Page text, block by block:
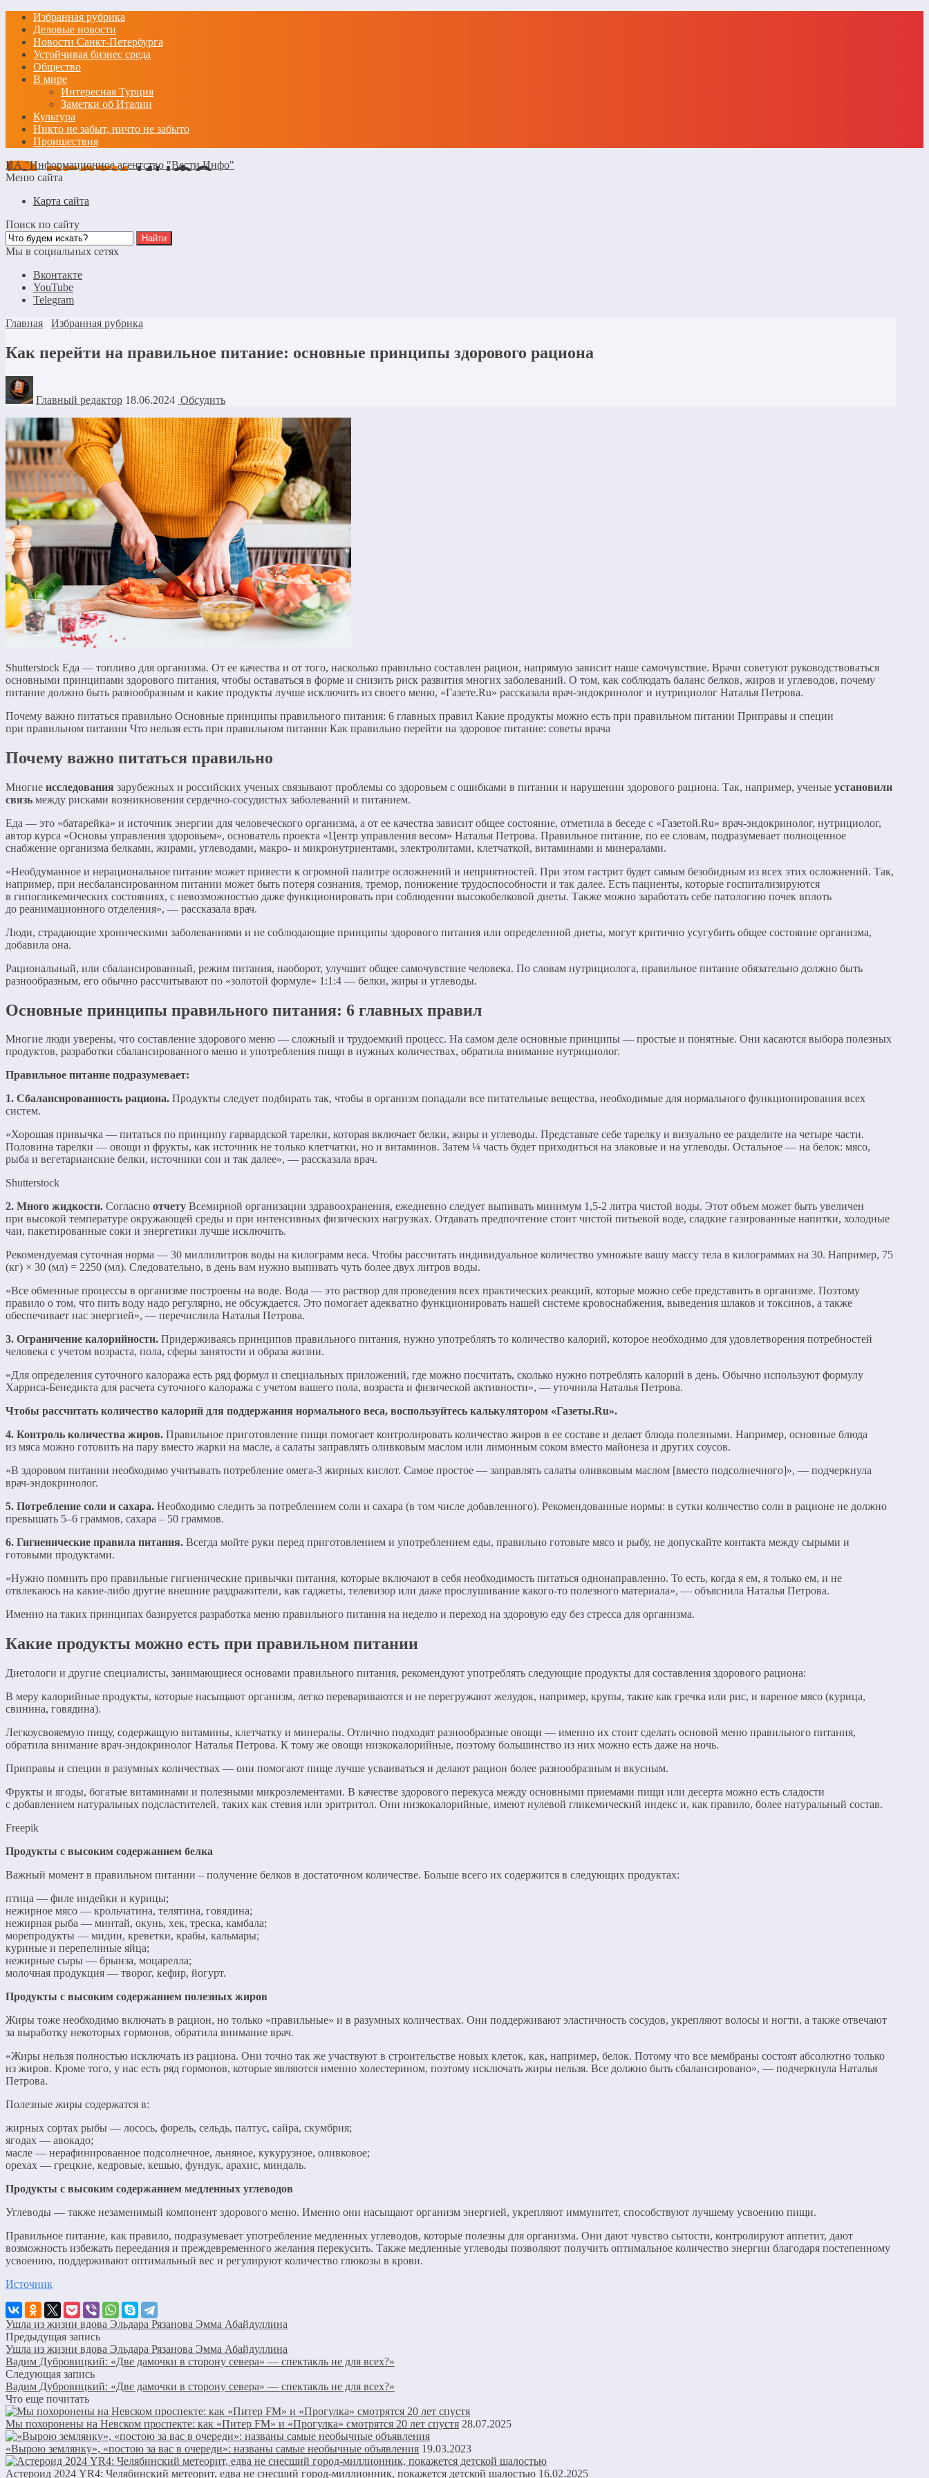
Избранная рубрика
Деловые новости
Новости Санкт-Петербурга
Устойчивая бизнес среда
Общество
В мире
Интересная Турция
Заметки об Италии
Культура
Никто не забыт, ничто не забыто
Проишествия
ИА "Информационное агентство "Вести Инфо"
Меню сайта
Карта сайта
Поиск по сайту
Мы в социальных сетях
Вконтакте
YouTube
Telegram
Главная
Избранная рубрика
Как перейти на правильное питание: основные принципы здорового рациона
Главный редактор 18.06.2024 Обсудить
Shutterstock Еда — топливо для организма. От ее качества и от того, насколько правильно составлен рацион, напрямую зависит наше самочувствие. Врачи советуют руководствоваться
основными принципами здорового питания, чтобы оставаться в форме и снизить риск развития многих заболеваний. О том, как соблюдать баланс белков, жиров и углеводов, почему
питание должно быть разнообразным и какие продукты лучше исключить из своего меню, «Газете.Ru» рассказала врач-эндокринолог и нутрициолог Наталья Петрова.
Почему важно питаться правильно Основные принципы правильного питания: 6 главных правил Какие продукты можно есть при правильном питании Приправы и специи
при правильном питании Что нельзя есть при правильном питании Как правильно перейти на здоровое питание: советы врача
Почему важно питаться правильно
Многие исследования зарубежных и российских ученых связывают проблемы со здоровьем с ошибками в питании и нарушении здорового рациона. Так, например, ученые установили
связь между рисками возникновения сердечно-сосудистых заболеваний и питанием.
Еда — это «батарейка» и источник энергии для человеческого организма, а от ее качества зависит общее состояние, отметила в беседе с «Газетой.Ru» врач-эндокринолог, нутрициолог,
автор курса «Основы управления здоровьем», основатель проекта «Центр управления весом» Наталья Петрова. Правильное питание, по ее словам, подразумевает полноценное
снабжение организма белками, жирами, углеводами, макро- и микронутриентами, электролитами, клетчаткой, витаминами и минералами.
«Необдуманное и нерациональное питание может привести к огромной палитре осложнений и неприятностей. При этом гастрит будет самым безобидным из всех этих осложнений. Так,
например, при несбалансированном питании может быть потеря сознания, тремор, понижение трудоспособности и так далее. Есть пациенты, которые госпитализируются
в гипогликемических состояниях, с невозможностью даже функционировать при соблюдении высокобелковой диеты. Также можно заработать себе патологию почек вплоть
до реанимационного отделения», — рассказала врач.
Люди, страдающие хроническими заболеваниями и не соблюдающие принципы здорового питания или определенной диеты, могут критично усугубить общее состояние организма,
добавила она.
Рациональный, или сбалансированный, режим питания, наоборот, улучшит общее самочувствие человека. По словам нутрициолога, правильное питание обязательно должно быть
разнообразным, его обычно рассчитывают по «золотой формуле» 1:1:4 — белки, жиры и углеводы.
Основные принципы правильного питания: 6 главных правил
Многие люди уверены, что составление здорового меню — сложный и трудоемкий процесс. На самом деле основные принципы — простые и понятные. Они касаются выбора полезных
продуктов, разработки сбалансированного меню и употребления пищи в нужных количествах, обратила внимание нутрициолог.
Правильное питание подразумевает:
1. Сбалансированность рациона. Продукты следует подбирать так, чтобы в организм попадали все питательные вещества, необходимые для нормального функционирования всех
систем.
«Хорошая привычка — питаться по принципу гарвардской тарелки, которая включает белки, жиры и углеводы. Представьте себе тарелку и визуально ее разделите на четыре части.
Половина тарелки — овощи и фрукты, как источник не только клетчатки, но и витаминов. Затем ¼ часть будет приходиться на злаковые и на углеводы. Остальное — на белок: мясо,
рыба и вегетарианские белки, источники сои и так далее», — рассказала врач.
Shutterstock
2. Много жидкости. Согласно отчету Всемирной организации здравоохранения, ежедневно следует выпивать минимум 1,5-2 литра чистой воды. Этот объем может быть увеличен
при высокой температуре окружающей среды и при интенсивных физических нагрузках. Отдавать предпочтение стоит чистой питьевой воде, сладкие газированные напитки, холодные
чаи, пакетированные соки и энергетики лучше исключить.
Рекомендуемая суточная норма — 30 миллилитров воды на килограмм веса. Чтобы рассчитать индивидуальное количество умножьте вашу массу тела в килограммах на 30. Например, 75
(кг) × 30 (мл) = 2250 (мл). Следовательно, в день вам нужно выпивать чуть более двух литров воды.
«Все обменные процессы в организме построены на воде. Вода — это раствор для проведения всех практических реакций, которые можно себе представить в организме. Поэтому
правило о том, что пить воду надо регулярно, не обсуждается. Это помогает адекватно функционировать нашей системе кровоснабжения, выведения шлаков и токсинов, а также
обеспечивает нас энергией», — перечислила Наталья Петрова.
3. Ограничение калорийности. Придерживаясь принципов правильного питания, нужно употреблять то количество калорий, которое необходимо для удовлетворения потребностей
человека с учетом возраста, пола, сферы занятости и образа жизни.
«Для определения суточного калоража есть ряд формул и специальных приложений, где можно посчитать, сколько нужно потреблять калорий в день. Обычно используют формулу
Харриса-Бенедикта для расчета суточного калоража с учетом вашего пола, возраста и физической активности», — уточнила Наталья Петрова.
Чтобы рассчитать количество калорий для поддержания нормального веса, воспользуйтесь калькулятором «Газеты.Ru».
4. Контроль количества жиров. Правильное приготовление пищи помогает контролировать количество жиров в ее составе и делает блюда полезными. Например, основные блюда
из мяса можно готовить на пару вместо жарки на масле, а салаты заправлять оливковым маслом или лимонным соком вместо майонеза и других соусов.
«В здоровом питании необходимо учитывать потребление омега-3 жирных кислот. Самое простое — заправлять салаты оливковым маслом [вместо подсолнечного]», — подчеркнула
врач-эндокринолог.
5. Потребление соли и сахара. Необходимо следить за потреблением соли и сахара (в том числе добавленного). Рекомендованные нормы: в сутки количество соли в рационе не должно
превышать 5–6 граммов, сахара – 50 граммов.
6. Гигиенические правила питания. Всегда мойте руки перед приготовлением и употреблением еды, правильно готовьте мясо и рыбу, не допускайте контакта между сырыми и
готовыми продуктами.
«Нужно помнить про правильные гигиенические привычки питания, которые включают в себя необходимость питаться однонаправленно. То есть, когда я ем, я только ем, и не
отвлекаюсь на какие-либо другие внешние раздражители, как гаджеты, телевизор или даже прослушивание какого-то полезного материала», — объяснила Наталья Петрова.
Именно на таких принципах базируется разработка меню правильного питания на неделю и переход на здоровую еду без стресса для организма.
Какие продукты можно есть при правильном питании
Диетологи и другие специалисты, занимающиеся основами правильного питания, рекомендуют употреблять следующие продукты для составления здорового рациона:
В меру калорийные продукты, которые насыщают организм, легко перевариваются и не перегружают желудок, например, крупы, такие как гречка или рис, и вареное мясо (курица,
свинина, говядина).
Легкоусвояемую пищу, содержащую витамины, клетчатку и минералы. Отлично подходят разнообразные овощи — именно их стоит сделать основой меню правильного питания,
обратила внимание врач-эндокринолог Наталья Петрова. К тому же овощи низкокалорийные, поэтому большинство из них можно есть даже на ночь.
Приправы и специи в разумных количествах — они помогают пище лучше усваиваться и делают рацион более разнообразным и вкусным.
Фрукты и ягоды, богатые витаминами и полезными микроэлементами. В качестве здорового перекуса между основными приемами пищи или десерта можно есть сладости
с добавлением натуральных подсластителей, таких как стевия или эритритол. Они низкокалорийные, имеют нулевой гликемический индекс и, как правило, более натуральный состав.
Freepik
Продукты с высоким содержанием белка
Важный момент в правильном питании – получение белков в достаточном количестве. Больше всего их содержится в следующих продуктах:
птица — филе индейки и курицы;
нежирное мясо — крольчатина, телятина, говядина;
нежирная рыба — минтай, окунь, хек, треска, камбала;
морепродукты — мидии, креветки, крабы, кальмары;
куриные и перепелиные яйца;
нежирные сыры — брынза, моцарелла;
молочная продукция — творог, кефир, йогурт.
Продукты с высоким содержанием полезных жиров
Жиры тоже необходимо включать в рацион, но только «правильные» и в разумных количествах. Они поддерживают эластичность сосудов, укрепляют волосы и ногти, а также отвечают
за выработку некоторых гормонов, обратила внимание врач.
«Жиры нельзя полностью исключать из рациона. Они точно так же участвуют в строительстве новых клеток, как, например, белок. Потому что все мембраны состоят абсолютно только
из жиров. Кроме того, у нас есть ряд гормонов, которые являются именно холестерином, поэтому исключать жиры нельзя. Все должно быть сбалансировано», — подчеркнула Наталья
Петрова.
Полезные жиры содержатся в:
жирных сортах рыбы — лосось, форель, сельдь, палтус, сайра, скумбрия;
ягодах — авокадо;
масле — нерафинированное подсолнечное, льняное, кукурузное, оливковое;
орехах — грецкие, кедровые, кешью, фундук, арахис, миндаль.
Продукты с высоким содержанием медленных углеводов
Углеводы — также незаменимый компонент здорового меню. Именно они насыщают организм энергией, укрепляют иммунитет, способствуют лучшему усвоению пищи.
Правильное питание, как правило, подразумевает употребление медленных углеводов, которые полезны для организма. Они дают чувство сытости, контролируют аппетит, дают
возможность избежать переедания и преждевременного желания перекусить. Также медленные углеводы позволяют получить оптимальное количество энергии благодаря постепенному
усвоению, поддерживают оптимальный вес и регулируют количество глюкозы в крови.
Источник
Ушла из жизни вдова Эльдара Рязанова Эмма Абайдуллина
Предыдущая запись
Ушла из жизни вдова Эльдара Рязанова Эмма Абайдуллина
Вадим Дубровицкий: «Две дамочки в сторону севера» — спектакль не для всех?»
Следующая запись
Вадим Дубровицкий: «Две дамочки в сторону севера» — спектакль не для всех?»
Что еще почитать
Мы похоронены на Невском проспекте: как «Питер FM» и «Прогулка» смотрятся 20 лет спустя 28.07.2025
«Вырою землянку», «постою за вас в очереди»: названы самые необычные объявления 19.03.2023
Астероид 2024 YR4: Челябинский метеорит, едва не снесший город-миллионник, покажется детской шалостью 16.02.2025